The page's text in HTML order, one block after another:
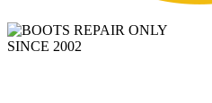
SINCE 2002